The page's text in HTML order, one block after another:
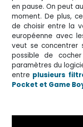
en pause. On peut
moment. De plus,
de choisir entre la
européenne avec
veut se concentrer
possible de
paramètres du
entre plusieurs
Pocket et Game